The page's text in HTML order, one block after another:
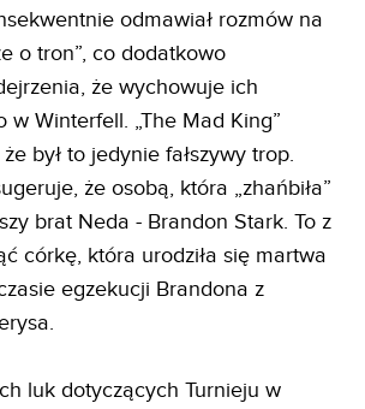
odmawiał rozmów na
o tron”, co dodatkowo
że wychowuje ich
w Winterfell. „The Mad King”
był to jedynie fałszywy trop.
że osobą, która „zhańbiła”
brat Neda - Brandon Stark. To z
córkę, która urodziła się martwa
egzekucji Brandona z
luk dotyczących Turnieju w